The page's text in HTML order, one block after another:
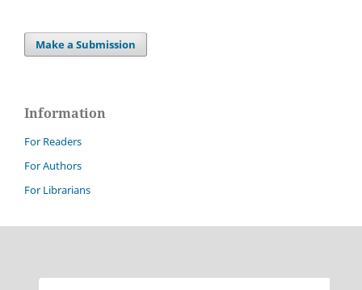
Make a Submission
Information
For Readers
For Authors
For Librarians